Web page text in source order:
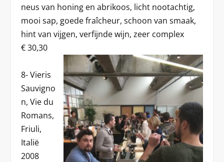
neus van honing en abrikoos, licht nootachtig,
mooi sap, goede fraîcheur, schoon van smaak,
hint van vijgen, verfijnde wijn, zeer complex
€ 30,30
8- Vieris
Sauvigno
n, Vie du
Romans,
Friuli,
Italië
2008